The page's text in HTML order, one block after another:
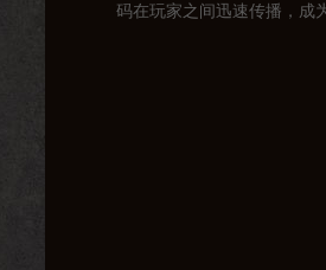
码在玩家之间迅速传播，成